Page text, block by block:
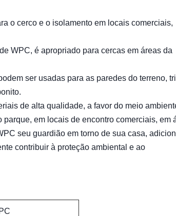
o cerco e o isolamento em locais comerciais,
WPC, é apropriado para cercas em áreas da
ser usadas para as paredes do terreno,
de alta qualidade, a favor do meio
em locais de encontro comerciais, em
seu guardião em torno de sua casa,
contribuir à proteção ambiental e ao